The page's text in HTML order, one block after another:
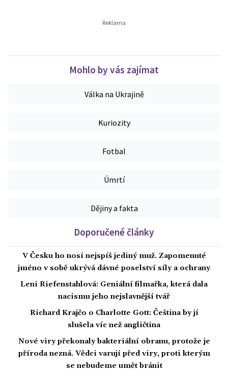
Mohlo by vás zajímat
Válka na Ukrajině
Kuriozity
Fotbal
Úmrtí
Dějiny a fakta
Doporučené články
V Česku ho nosí nejspíš jediný muž. Zapomenuté
jméno v sobě ukrývá dávné poselství síly a ochrany
Leni Riefenstahlová: Geniální filmařka, která dala
nacismu jeho nejslavnější tvář
Richard Krajčo o Charlotte Gott: Čeština by jí
slušela víc než angličtina
Nové viry překonaly bakteriální obranu, protože je
příroda nezná. Vědci varují před viry, proti kterým
se nebudeme umět bránit